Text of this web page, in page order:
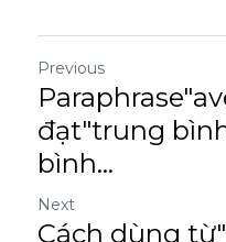
Previous
đạt"trung
bình...
Next
Cách dùng